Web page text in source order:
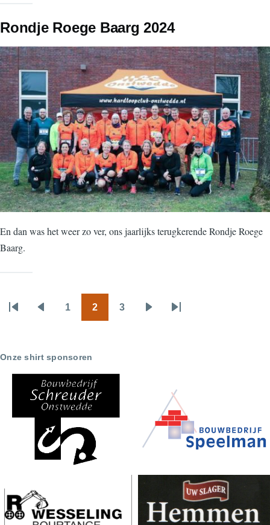
Rondje Roege Baarg 2024
En dan was het weer zo ver, ons jaarlijks terugkerende Rondje Roege
Baarg.
Paginering
1 2 3
VolgendeLaatste
Onze shirt sponsoren